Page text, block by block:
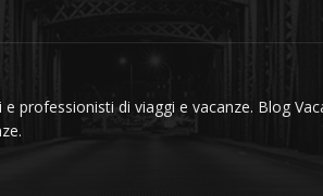
professionisti di viaggi e vacanze. Blog